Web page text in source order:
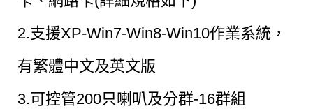
2.支援XP-Win7-Win8-Win10作業系統，
有繁體中文及英文版
3.可控管200只喇叭及分群-16群組